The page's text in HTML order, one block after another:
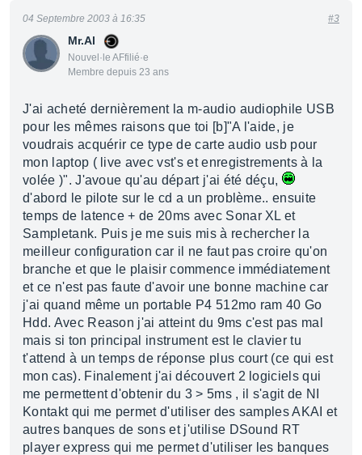
Mr.Al
Nouvel·le AFfilié·e
Membre depuis 23 ans
04 Septembre 2003 à 16:35 #3
J'ai acheté dernièrement la m-audio audiophile USB
pour les mêmes raisons que toi [b]"A l'aide, je
voudrais acquérir ce type de carte audio usb pour
mon laptop ( live avec vst's et enregistrements à la
volée )". J'avoue qu'au départ j'ai été déçu,
d'abord le pilote sur le cd a un problème.. ensuite
temps de latence + de 20ms avec Sonar XL et
Sampletank. Puis je me suis mis à rechercher la
meilleur configuration car il ne faut pas croire qu'on
branche et que le plaisir commence immédiatement
et ce n'est pas faute d'avoir une bonne machine car
j'ai quand même un portable P4 512mo ram 40 Go
Hdd. Avec Reason j'ai atteint du 9ms c'est pas mal
mais si ton principal instrument est le clavier tu
t'attend à un temps de réponse plus court (ce qui est
mon cas). Finalement j'ai découvert 2 logiciels qui
me permettent d'obtenir du 3 > 5ms , il s'agit de NI
Kontakt qui me permet d'utiliser des samples AKAI et
autres banques de sons et j'utilise DSound RT
player express qui me permet d'utiliser les banques